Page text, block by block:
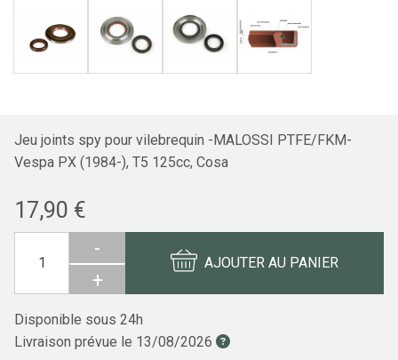
Jeu joints spy pour vilebrequin -MALOSSI PTFE/FKM-
Vespa PX (1984-), T5 125cc, Cosa
17,90 €
-
+
AJOUTER AU PANIER
Disponible sous 24h
Livraison prévue le 13/08/2026